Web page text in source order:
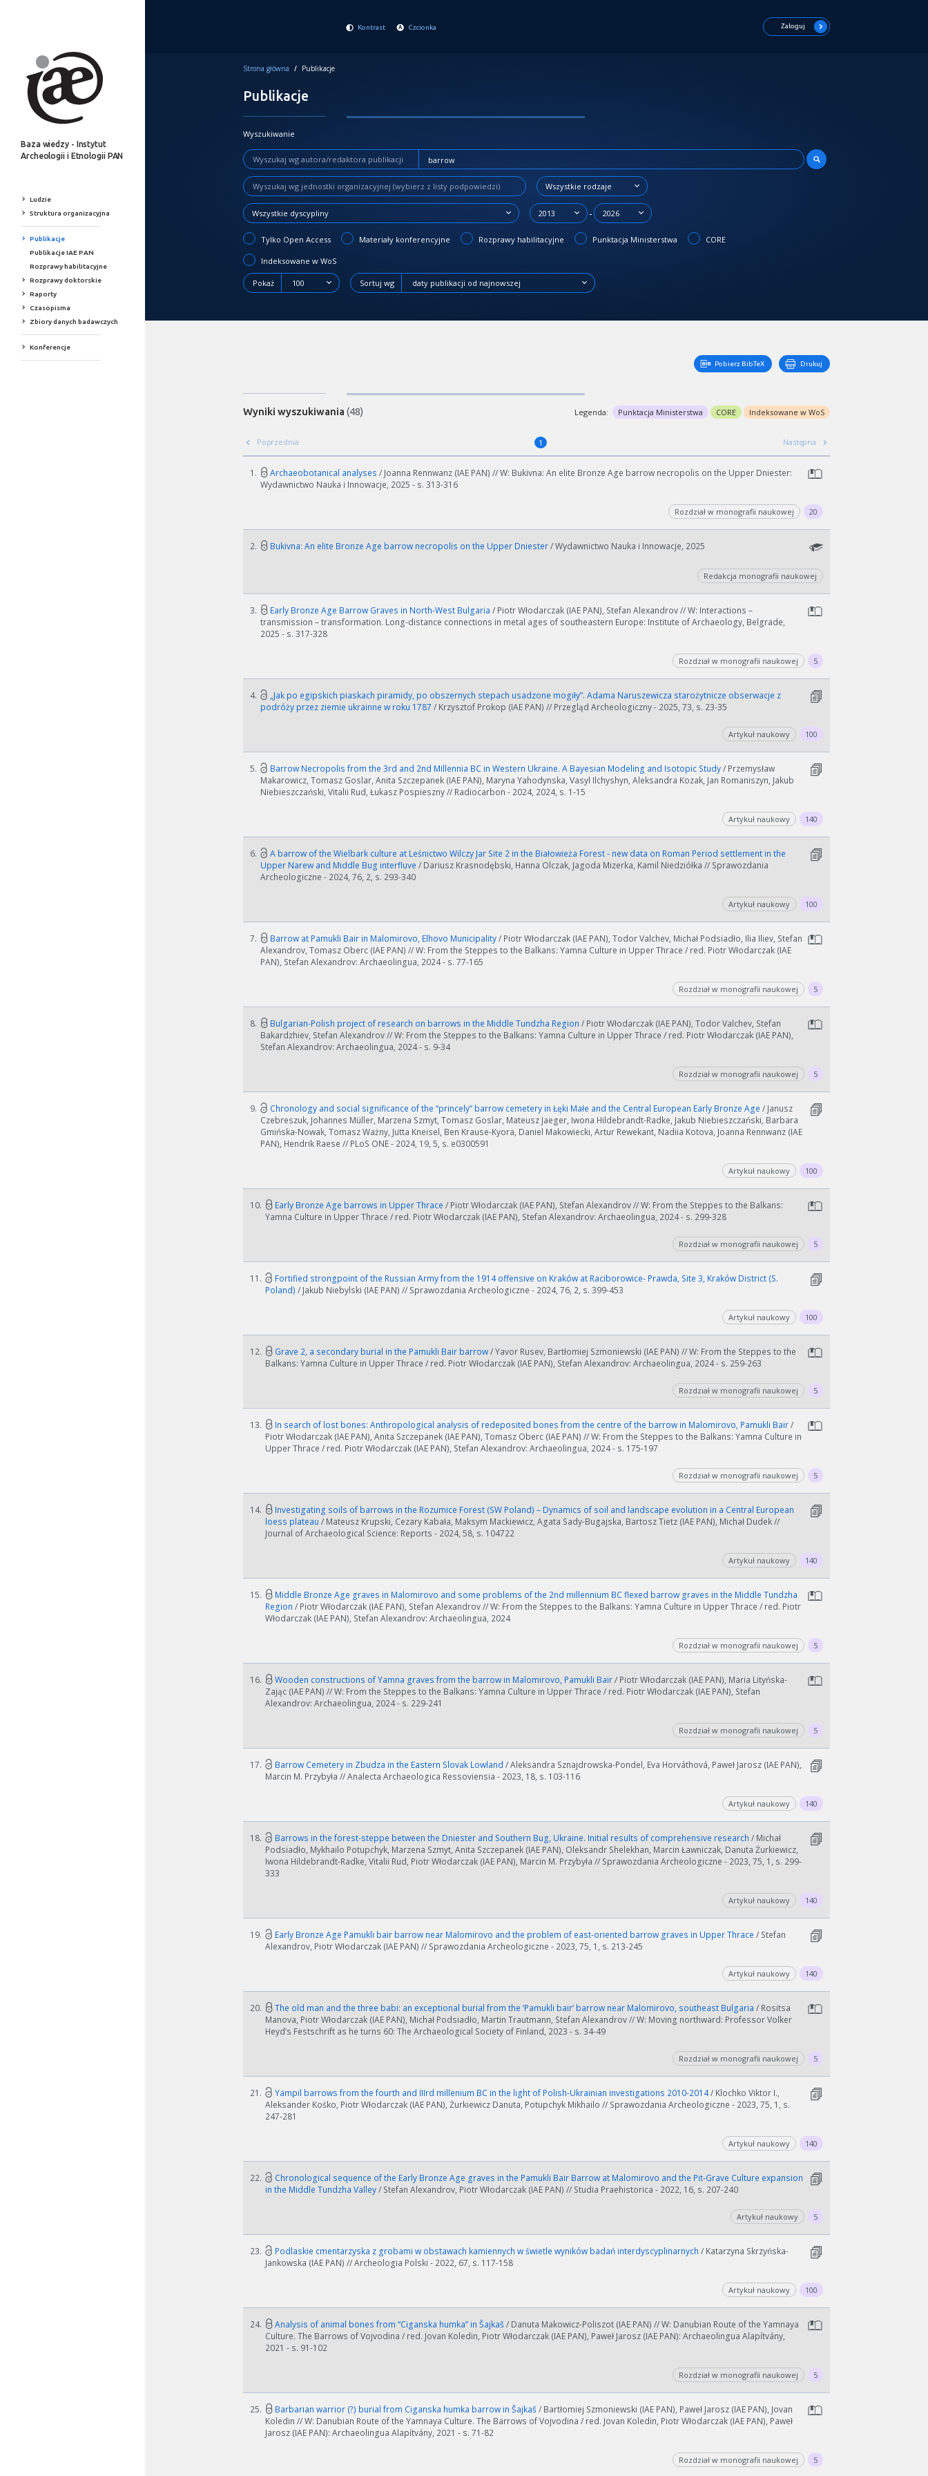
W zależności od ilości danych do przetworzenia generowanie pliku może się wydłużyć.
Baza wiedzy - Instytut
Archeologii i Etnologii PAN
Ludzie
Struktura organizacyjna
Publikacje
Publikacje IAE PAN
Rozprawy habilitacyjne
Rozprawy doktorskie
Raporty
Czasopisma
Zbiory danych badawczych
Konferencje
Kontrast Czcionka Zaloguj
Strona główna / Publikacje
Publikacje
Wyszukiwanie
Wszystkie rodzaje
Wszystkie dyscypliny 2013 - 2026
Tylko Open Access Materiały konferencyjne Rozprawy habilitacyjne Punktacja Ministerstwa CORE
Indeksowane w WoS
Pokaż 100 Sortuj wg daty publikacji od najnowszej
Pobierz BibTeX Drukuj
Wyniki wyszukiwania (48) Legenda: Punktacja Ministerstwa CORE Indeksowane w WoS
Poprzednia Następna
1
1. Archaeobotanical analyses / Joanna Rennwanz (IAE PAN) // W: Bukivna: An elite Bronze Age barrow necropolis on the Upper Dniester:
Wydawnictwo Nauka i Innowacje, 2025 - s. 313-316
Rozdział w monografii naukowej 20
2. Bukivna: An elite Bronze Age barrow necropolis on the Upper Dniester/ Wydawnictwo Nauka i Innowacje, 2025
Redakcja monografii naukowej
3. Early Bronze Age Barrow Graves in North-West Bulgaria / Piotr Włodarczak (IAE PAN), Stefan Alexandrov // W: Interactions –
transmission – transformation. Long-distance connections in metal ages of southeastern Europe: Institute of Archaeology, Belgrade,
2025 - s. 317-328
Rozdział w monografii naukowej 5
4.
„Jak po egipskich piaskach piramidy, po obszernych stepach usadzone mogiły”. Adama Naruszewicza starożytnicze obserwacje z
podróży przez ziemie ukrainne w roku 1787 / Krzysztof Prokop (IAE PAN) // Przegląd Archeologiczny - 2025, 73, s. 23-35
Artykuł naukowy 100
5. Barrow Necropolis from the 3rd and 2nd Millennia BC in Western Ukraine. A Bayesian Modeling and Isotopic Study/ Przemysław
Makarowicz, Tomasz Goslar, Anita Szczepanek (IAE PAN), Maryna Yahodynska, Vasyl Ilchyshyn, Aleksandra Kozak, Jan Romaniszyn, Jakub
Niebieszczański, Vitalii Rud, Łukasz Pospieszny // Radiocarbon - 2024, 2024, s. 1-15
Artykuł naukowy 140
6.
A barrow of the Wielbark culture at Leśnictwo Wilczy Jar Site 2 in the Białowieża Forest - new data on Roman Period settlement in the
Upper Narew and Middle Bug interfluve / Dariusz Krasnodębski, Hanna Olczak, Jagoda Mizerka, Kamil Niedziółka // Sprawozdania
Archeologiczne - 2024, 76, 2, s. 293-340
Artykuł naukowy 100
7. Barrow at Pamukli Bair in Malomirovo, Elhovo Municipality/ Piotr Włodarczak (IAE PAN), Todor Valchev, Michał Podsiadło, Ilia Iliev, Stefan
Alexandrov, Tomasz Oberc (IAE PAN) // W: From the Steppes to the Balkans: Yamna Culture in Upper Thrace / red. Piotr Włodarczak (IAE
PAN), Stefan Alexandrov: Archaeolingua, 2024 - s. 77-165
Rozdział w monografii naukowej 5
8. Bulgarian-Polish project of research on barrows in the Middle Tundzha Region / Piotr Włodarczak (IAE PAN), Todor Valchev, Stefan
Bakardzhiev, Stefan Alexandrov // W: From the Steppes to the Balkans: Yamna Culture in Upper Thrace / red. Piotr Włodarczak (IAE PAN),
Stefan Alexandrov: Archaeolingua, 2024 - s. 9-34
Rozdział w monografii naukowej 5
9. Chronology and social significance of the “princely” barrow cemetery in Łęki Małe and the Central European Early Bronze Age / Janusz
Czebreszuk, Johannes Müller, Marzena Szmyt, Tomasz Goslar, Mateusz Jaeger, Iwona Hildebrandt-Radke, Jakub Niebieszczański, Barbara
Gmińska-Nowak, Tomasz Ważny, Jutta Kneisel, Ben Krause-Kyora, Daniel Makowiecki, Artur Rewekant, Nadiia Kotova, Joanna Rennwanz (IAE
PAN), Hendrik Raese // PLoS ONE - 2024, 19, 5, s. e0300591
Artykuł naukowy 100
10. Early Bronze Age barrows in Upper Thrace / Piotr Włodarczak (IAE PAN), Stefan Alexandrov // W: From the Steppes to the Balkans:
Yamna Culture in Upper Thrace / red. Piotr Włodarczak (IAE PAN), Stefan Alexandrov: Archaeolingua, 2024 - s. 299-328
Rozdział w monografii naukowej 5
11.
Fortified strongpoint of the Russian Army from the 1914 offensive on Kraków at Raciborowice- Prawda, Site 3, Kraków District (S.
Poland) / Jakub Niebylski (IAE PAN) // Sprawozdania Archeologiczne - 2024, 76, 2, s. 399-453
Artykuł naukowy 100
12. Grave 2, a secondary burial in the Pamukli Bair barrow/ Yavor Rusev, Bartłomiej Szmoniewski (IAE PAN) // W: From the Steppes to the
Balkans: Yamna Culture in Upper Thrace / red. Piotr Włodarczak (IAE PAN), Stefan Alexandrov: Archaeolingua, 2024 - s. 259-263
Rozdział w monografii naukowej 5
13. In search of lost bones: Anthropological analysis of redeposited bones from the centre of the barrow in Malomirovo, Pamukli Bair/
Piotr Włodarczak (IAE PAN), Anita Szczepanek (IAE PAN), Tomasz Oberc (IAE PAN) // W: From the Steppes to the Balkans: Yamna Culture in
Upper Thrace / red. Piotr Włodarczak (IAE PAN), Stefan Alexandrov: Archaeolingua, 2024 - s. 175-197
Rozdział w monografii naukowej 5
14.
Investigating soils of barrows in the Rozumice Forest (SW Poland) – Dynamics of soil and landscape evolution in a Central European
loess plateau / Mateusz Krupski, Cezary Kabała, Maksym Mackiewicz, Agata Sady-Bugajska, Bartosz Tietz (IAE PAN), Michał Dudek //
Journal of Archaeological Science: Reports - 2024, 58, s. 104722
Artykuł naukowy 140
15.
Middle Bronze Age graves in Malomirovo and some problems of the 2nd millennium BC flexed barrow graves in the Middle Tundzha
Region / Piotr Włodarczak (IAE PAN), Stefan Alexandrov // W: From the Steppes to the Balkans: Yamna Culture in Upper Thrace / red. Piotr
Włodarczak (IAE PAN), Stefan Alexandrov: Archaeolingua, 2024
Rozdział w monografii naukowej 5
16. Wooden constructions of Yamna graves from the barrow in Malomirovo, Pamukli Bair/ Piotr Włodarczak (IAE PAN), Maria Lityńska-
Zając (IAE PAN) // W: From the Steppes to the Balkans: Yamna Culture in Upper Thrace / red. Piotr Włodarczak (IAE PAN), Stefan
Alexandrov: Archaeolingua, 2024 - s. 229-241
Rozdział w monografii naukowej 5
17. Barrow Cemetery in Zbudza in the Eastern Slovak Lowland / Aleksandra Sznajdrowska-Pondel, Eva Horváthová, Paweł Jarosz (IAE PAN),
Marcin M. Przybyła // Analecta Archaeologica Ressoviensia - 2023, 18, s. 103-116
Artykuł naukowy 140
18. Barrows in the forest-steppe between the Dniester and Southern Bug, Ukraine. Initial results of comprehensive research / Michał
Podsiadło, Mykhailo Potupchyk, Marzena Szmyt, Anita Szczepanek (IAE PAN), Oleksandr Shelekhan, Marcin Ławniczak, Danuta Żurkiewicz,
Iwona Hildebrandt-Radke, Vitalii Rud, Piotr Włodarczak (IAE PAN), Marcin M. Przybyła // Sprawozdania Archeologiczne - 2023, 75, 1, s. 299-
333
Artykuł naukowy 140
19. Early Bronze Age Pamukli bair barrow near Malomirovo and the problem of east-oriented barrow graves in Upper Thrace / Stefan
Alexandrov, Piotr Włodarczak (IAE PAN) // Sprawozdania Archeologiczne - 2023, 75, 1, s. 213-245
Artykuł naukowy 140
20. The old man and the three babi: an exceptional burial from the ‘Pamukli bair’ barrow near Malomirovo, southeast Bulgaria / Rositsa
Manova, Piotr Włodarczak (IAE PAN), Michał Podsiadło, Martin Trautmann, Stefan Alexandrov // W: Moving northward: Professor Volker
Heyd’s Festschrift as he turns 60: The Archaeological Society of Finland, 2023 - s. 34-49
Rozdział w monografii naukowej 5
21. Yampil barrows from the fourth and IIIrd millenium BC in the light of Polish-Ukrainian investigations 2010-2014/ Klochko Viktor I.,
Aleksander Kośko, Piotr Włodarczak (IAE PAN), Żurkiewicz Danuta, Potupchyk Mikhailo // Sprawozdania Archeologiczne - 2023, 75, 1, s.
247-281
Artykuł naukowy 140
22.
Chronological sequence of the Early Bronze Age graves in the Pamukli Bair Barrow at Malomirovo and the Pit-Grave Culture expansion
in the Middle Tundzha Valley/ Stefan Alexandrov, Piotr Włodarczak (IAE PAN) // Studia Praehistorica - 2022, 16, s. 207-240
Artykuł naukowy 5
23. Podlaskie cmentarzyska z grobami w obstawach kamiennych w świetle wyników badań interdyscyplinarnych / Katarzyna Skrzyńska-
Jankowska (IAE PAN) // Archeologia Polski - 2022, 67, s. 117-158
Artykuł naukowy 100
24. Analysis of animal bones from “Ciganska humka” in Šajkaš/ Danuta Makowicz-Poliszot (IAE PAN) // W: Danubian Route of the Yamnaya
Culture. The Barrows of Vojvodina / red. Jovan Koledin, Piotr Włodarczak (IAE PAN), Paweł Jarosz (IAE PAN): Archaeolingua Alapítvány,
2021 - s. 91-102
Rozdział w monografii naukowej 5
25. Barbarian warrior (?) burial from Ciganska humka barrow in Šajkaš/ Bartłomiej Szmoniewski (IAE PAN), Paweł Jarosz (IAE PAN), Jovan
Koledin // W: Danubian Route of the Yamnaya Culture. The Barrows of Vojvodina / red. Jovan Koledin, Piotr Włodarczak (IAE PAN), Paweł
Jarosz (IAE PAN): Archaeolingua Alapítvány, 2021 - s. 71-82
Rozdział w monografii naukowej 5